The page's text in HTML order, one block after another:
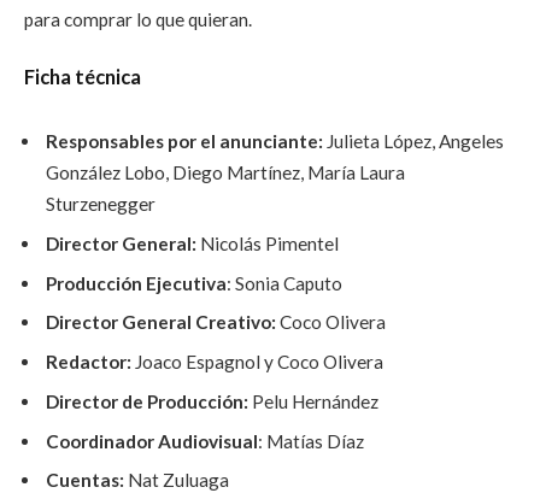
para comprar lo que quieran.
Ficha técnica
Responsables por el anunciante: Julieta López, Angeles
González Lobo, Diego Martínez, María Laura
Sturzenegger
Director General: Nicolás Pimentel
Producción Ejecutiva: Sonia Caputo
Director General Creativo: Coco Olivera
Redactor: Joaco Espagnol y Coco Olivera
Director de Producción: Pelu Hernández
Coordinador Audiovisual: Matías Díaz
Cuentas: Nat Zuluaga